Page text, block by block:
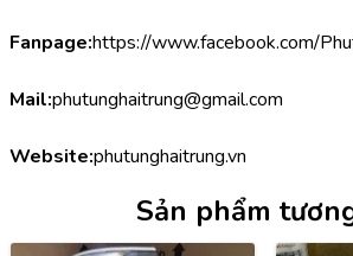
Fanpage:https://www.facebook.com/
Mail:phutunghaitrung@gmail.com
Website:phutunghaitrung.vn
Sản phẩm